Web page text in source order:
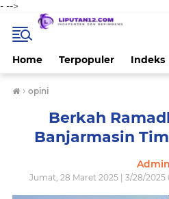
- -->
Home Terpopuler Indeks
› opini
Berkah
Banjarmasin
Admin
Jumat, 28 Maret 2025 | 3/28/2025